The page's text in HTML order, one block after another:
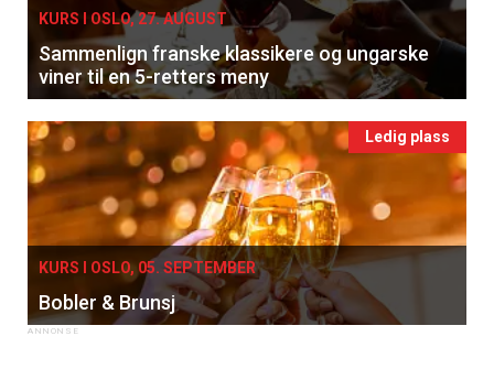
KURS I OSLO, 27. AUGUST
Sammenlign franske klassikere og ungarske
viner til en 5-retters meny
Ledig plass
KURS I OSLO, 05. SEPTEMBER
Bobler & Brunsj